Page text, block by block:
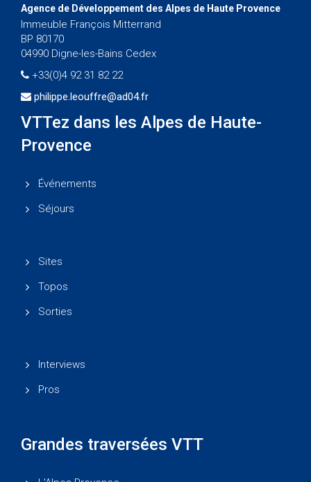
Agence de Développement des Alpes de Haute Provence
Immeuble François Mitterrand
BP 80170
04990 Digne-les-Bains Cedex
+33(0)4 92 31 82 22
philippe.leouffre@ad04.fr
VTTez dans les Alpes de Haute-
Provence
Événements
Séjours
Sites
Topos
Sorties
Interviews
Pros
Grandes traversées VTT